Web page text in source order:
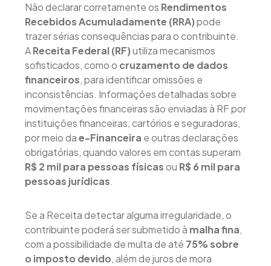
Não declarar corretamente os Rendimentos
Recebidos Acumuladamente (RRA)pode
trazer sérias consequências para o contribuinte.
AReceita Federal (RF)utiliza mecanismos
sofisticados, como o cruzamento de dados
financeiros, para identificar omissões e
inconsistências. Informações detalhadas sobre
movimentações financeiras são enviadas à RF por
instituições financeiras, cartórios e seguradoras,
por meio dae-Financeira e outras declarações
obrigatórias, quando valores em contas superam
R$ 2 mil para pessoas físicasou R$ 6 mil para
pessoas jurídicas.
Se a Receita detectar alguma irregularidade, o
contribuinte poderá ser submetido à malha fina,
com a possibilidade de multa de até 75% sobre
o imposto devido, além de juros de mora